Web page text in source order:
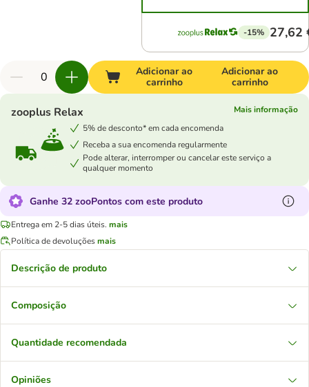
-15% 27,62
Adicionar ao
carrinho
Adicionar ao
carrinho
zooplus Relax
Mais informação
5% de desconto* em cada encomenda
Receba a sua encomenda regularmente
Pode alterar, interromper ou cancelar este serviço a
qualquer momento
Ganhe 32 zooPontos com este produto
Entrega em 2-5 dias úteis. mais
Política de devoluçõesmais
Descrição de produto
Composição
Quantidade recomendada
Opiniões